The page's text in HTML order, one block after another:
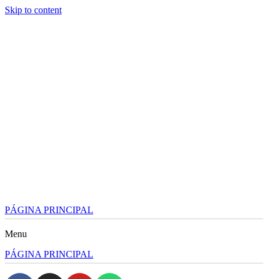
Skip to content
PÁGINA PRINCIPAL
Menu
PÁGINA PRINCIPAL